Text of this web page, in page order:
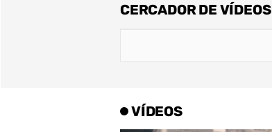
CERCADOR DE VÍDEOS
VÍDEOS